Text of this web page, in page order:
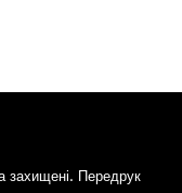
захищені. Передрук